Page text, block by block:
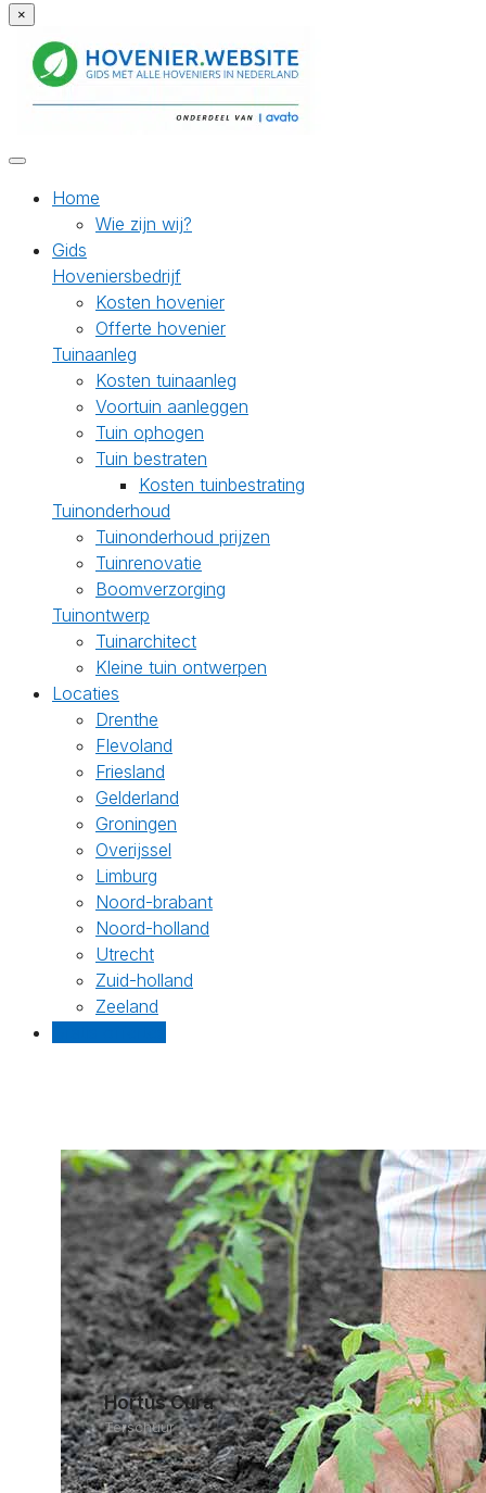
×
Home
Wie zijn wij?
Gids
Hoveniersbedrijf
Kosten hovenier
Offerte hovenier
Tuinaanleg
Kosten tuinaanleg
Voortuin aanleggen
Tuin ophogen
Tuin bestraten
Kosten tuinbestrating
Tuinonderhoud
Tuinonderhoud prijzen
Tuinrenovatie
Boomverzorging
Tuinontwerp
Tuinarchitect
Kleine tuin ontwerpen
Locaties
Drenthe
Flevoland
Friesland
Gelderland
Groningen
Overijssel
Limburg
Noord-brabant
Noord-holland
Utrecht
Zuid-holland
Zeeland
Hortus Cura
Terschuur